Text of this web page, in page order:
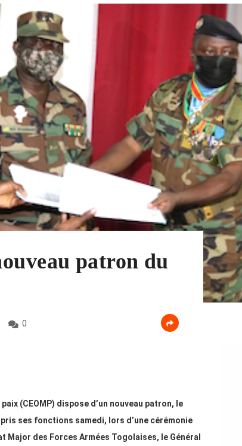
patron du
0
(CEOMP) dispose d’un nouveau patron, le
ses fonctions samedi, lors d’une cérémonie
Major des Forces Armées Togolaises, le Général